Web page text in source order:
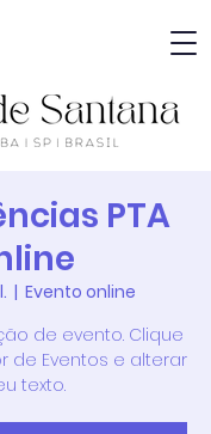
PTA
  |
Evento online
de evento. Clique
de Eventos e alterar
texto.